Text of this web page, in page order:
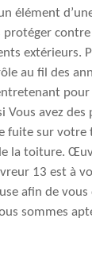
élément
extérieurs.
au fil des
Vous avez
fuite sur votre
la toiture.
13 est à
afin de
sommes